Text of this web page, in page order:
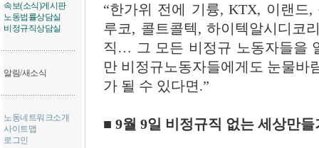
속보(소식)게시판
노동법률상담실
비정규직상담실
알림/새소식
노동네트워크소개
사이트맵
로그인
“한가위 전에 기륭, KTX, 이랜드
루코, 콜트콜텍, 하이텍알시디코
직… 그 모든 비정규 노동자들을
만 비정규노동자들에게도 눈물바
가 될 수 있다면.”
■ 9월 9일 비정규직 없는 세상만